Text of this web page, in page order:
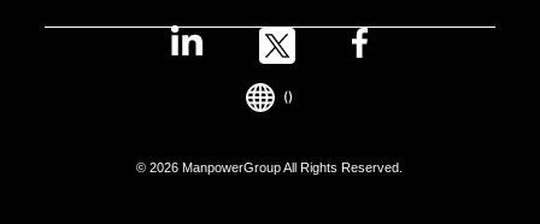
© 2026 ManpowerGroup All Rights Reserved.
()